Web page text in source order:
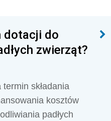
dotacji do
zwierząt?
składania
kosztów
padłych